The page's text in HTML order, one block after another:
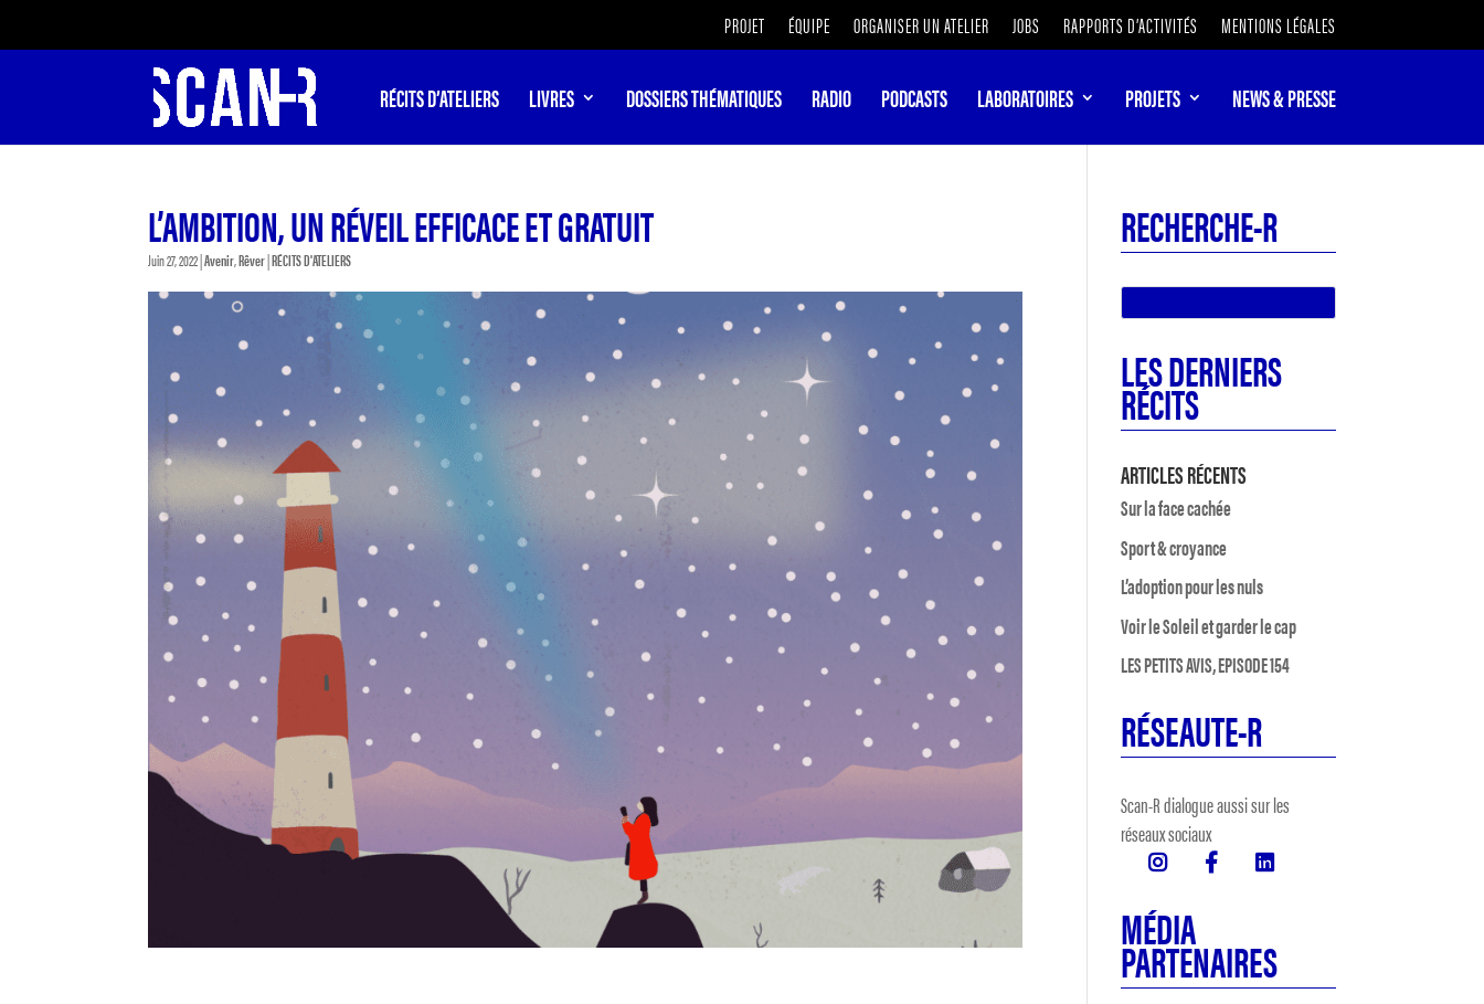
PROJET ÉQUIPE ORGANISER UN ATELIER JOBS RAPPORTS D’ACTIVITÉS MENTIONS LÉGALES
RÉCITS D’ATELIERS LIVRES DOSSIERS THÉMATIQUES RADIO PODCASTS LABORATOIRES PROJETS NEWS & PRESSE
L’AMBITION, UN RÉVEIL EFFICACE ET GRATUIT
Juin 27, 2022|Avenir,Rêver|RÉCITS D'ATELIERS
RECHERCHE-R
LES DERNIERS
RÉCITS
ARTICLES RÉCENTS
Sur la face cachée
Sport & croyance
L’adoption pour les nuls
Voir le Soleil et garder le cap
LES PETITS AVIS, EPISODE 154
RÉSEAUTE-R
Scan-R dialogue aussi sur les
réseaux sociaux
MÉDIA
PARTENAIRES